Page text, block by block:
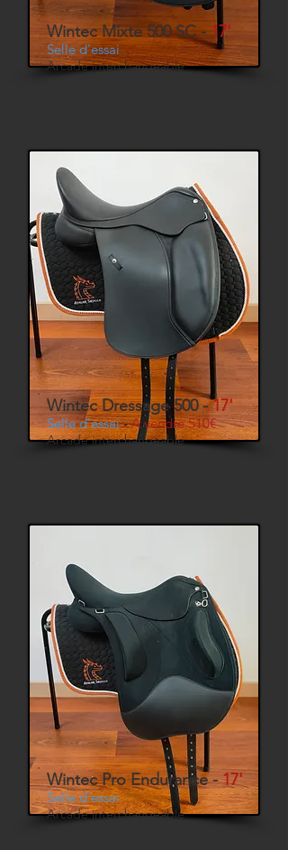
Wintec Mixte 500 SC -17'
Selle d'essai
Arcade interchangeable
Wintec Dressage 500 -17'
Selle d'essai- A vendre 510€
Arcade interchangeable
Wintec Pro Endurance -17'
Selle d'essai
Arcade interchangeable